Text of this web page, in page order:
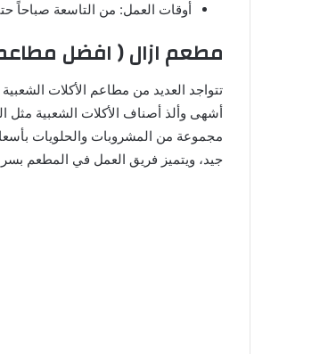
أوقات العمل: من التاسعة صباحاً
مطعم ازال ( افضل
تتواجد العديد من مطاعم الأكلات
أشهى وألذ أصناف الأكلات الشعبية مثل
مجموعة من المشروبات والحلويات
جيد، ويتميز فريق العمل في المطعم